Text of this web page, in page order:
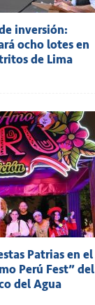
inversión:
ocho lotes en
de Lima
Patrias en el
Perú Fest” del
del Agua